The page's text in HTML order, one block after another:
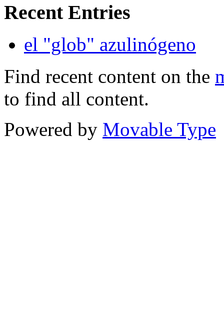
Recent Entries
el "glob" azulinógeno
Find recent content on the
to find all content.
Powered by Movable Type